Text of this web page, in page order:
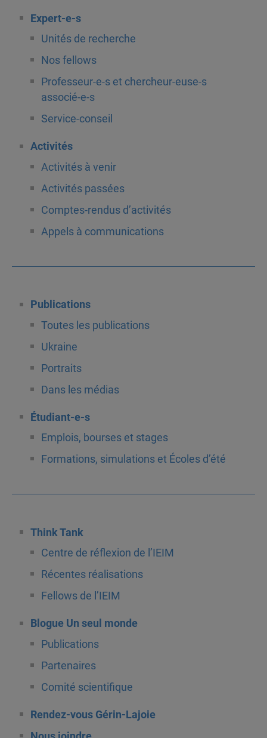
Expert-e-s
Unités de recherche
Nos fellows
Professeur-e-s et chercheur-euse-s
associé-e-s
Service-conseil
Activités
Activités à venir
Activités passées
Comptes-rendus d’activités
Appels à communications
Publications
Toutes les publications
Ukraine
Portraits
Dans les médias
Étudiant-e-s
Emplois, bourses et stages
Formations, simulations et Écoles d’été
Think Tank
Centre de réflexion de l’IEIM
Récentes réalisations
Fellows de l’IEIM
Blogue Un seul monde
Publications
Partenaires
Comité scientifique
Rendez-vous Gérin-Lajoie